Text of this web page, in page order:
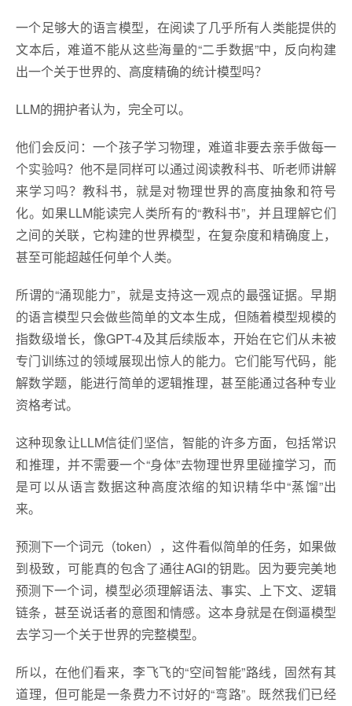
一个足够大的语言模型，在阅读了几乎所有人类能提供的
文本后，难道不能从这些海量的“二手数据”中，反向构建
出一个关于世界的、高度精确的统计模型吗？
LLM的拥护者认为，完全可以。
他们会反问：一个孩子学习物理，难道非要去亲手做每一
个实验吗？他不是同样可以通过阅读教科书、听老师讲解
来学习吗？教科书，就是对物理世界的高度抽象和符号
化。如果LLM能读完人类所有的“教科书”，并且理解它们
之间的关联，它构建的世界模型，在复杂度和精确度上，
甚至可能超越任何单个人类。
所谓的“涌现能力”，就是支持这一观点的最强证据。早期
的语言模型只会做些简单的文本生成，但随着模型规模的
指数级增长，像GPT-4及其后续版本，开始在它们从未被
专门训练过的领域展现出惊人的能力。它们能写代码，能
解数学题，能进行简单的逻辑推理，甚至能通过各种专业
资格考试。
这种现象让LLM信徒们坚信，智能的许多方面，包括常识
和推理，并不需要一个“身体”去物理世界里碰撞学习，而
是可以从语言数据这种高度浓缩的知识精华中“蒸馏”出
来。
预测下一个词元（token），这件看似简单的任务，如果做
到极致，可能真的包含了通往AGI的钥匙。因为要完美地
预测下一个词，模型必须理解语法、事实、上下文、逻辑
链条，甚至说话者的意图和情感。这本身就是在倒逼模型
去学习一个关于世界的完整模型。
所以，在他们看来，李飞飞的“空间智能”路线，固然有其
道理，但可能是一条费力不讨好的“弯路”。既然我们已经